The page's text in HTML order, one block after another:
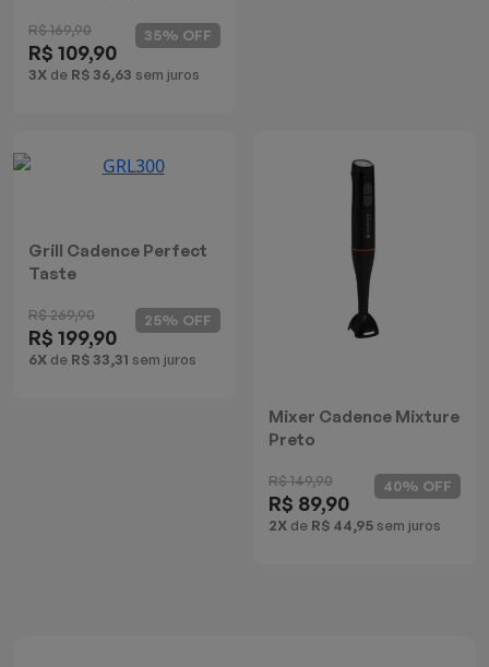
R$ 169,90
R$ 109,90
3X de R$ 36,63 sem juros
35% OFF
Grill Cadence Perfect
Taste
R$ 269,90
R$ 199,90
6X de R$ 33,31 sem juros
25% OFF
Mixer Cadence Mixture
Preto
R$ 149,90
R$ 89,90
2X de R$ 44,95 sem juros
40% OFF